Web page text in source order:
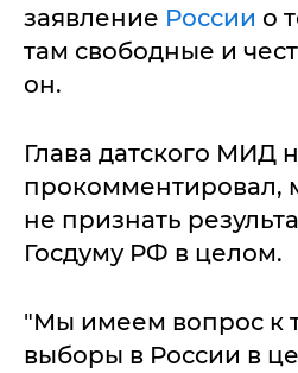
заявление России о
там свободные и
он.
Глава датского МИД
прокомментировал,
не признать
Госдуму РФ в целом.
"Мы имеем вопрос к
выборы в России в